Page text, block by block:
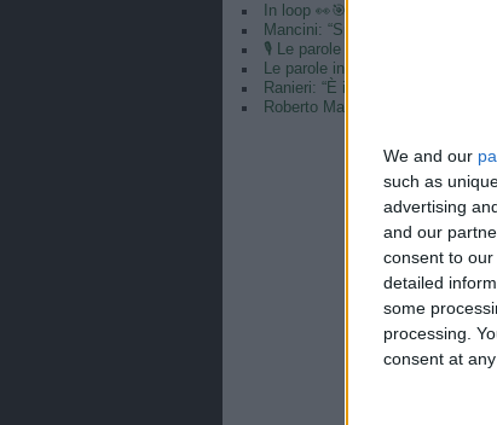
We and our
such as
advertising
and our
consent to
detailed
some
processing.
consent at
In loop 👀🎯⏮️ #Cernoia #Azzurre
Mancini: “Spero di vincere
🎙️ Le parole del Ct Roberto
Le parole in conferenza di
Ranieri: “È il coronamento della
Roberto Mancini CT e Claudio